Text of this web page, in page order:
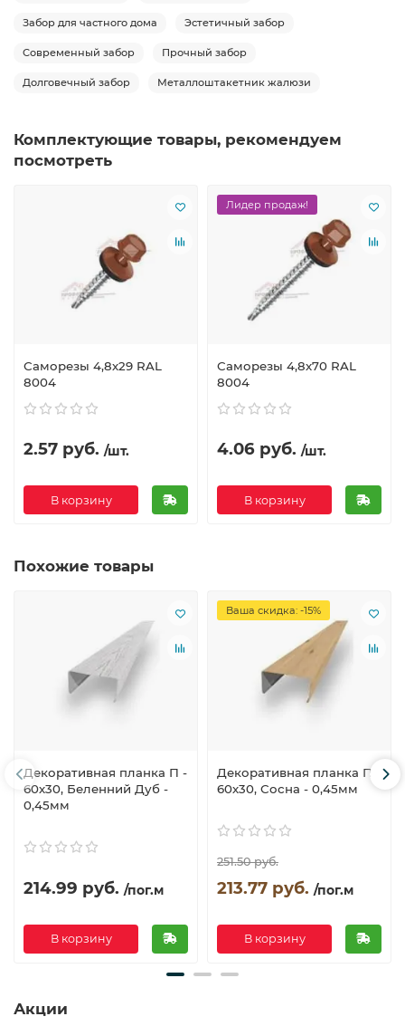
Забор для частного дома Эстетичный забор
Современный забор Прочный забор
Долговечный забор Металлоштакетник жалюзи
Комплектующие товары, рекомендуем
посмотреть
Саморезы 4,8х29 RAL
8004
2.57 руб. /шт.
В корзину
Лидер продаж!
Саморезы 4,8х70 RAL
8004
4.06 руб. /шт.
В корзину
Похожие товары
Декоративная планка П -
60х30, Беленний Дуб -
0,45мм
214.99 руб. /пог.м
В корзину
Ваша скидка: -15%
Декоративная планка П -
60х30, Сосна - 0,45мм
251.50 руб.
213.77 руб. /пог.м
В корзину
Акции